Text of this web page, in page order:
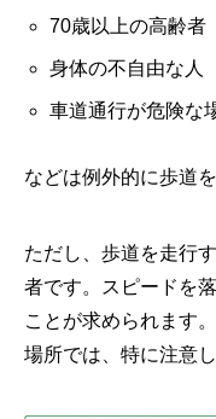
70歳以上の高齢者
身体の不自由な人
車道通行が危険な
などは例外的に歩道
ただし、歩道を走行
者です。スピードを
ことが求められます
場所では、特に注意